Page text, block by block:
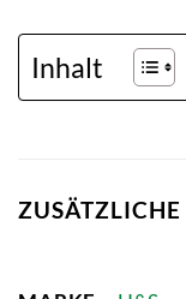
Inhalt